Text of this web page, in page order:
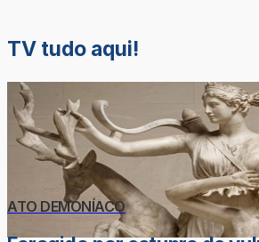
TV tudo aqui!
ATO DEMONÍACO